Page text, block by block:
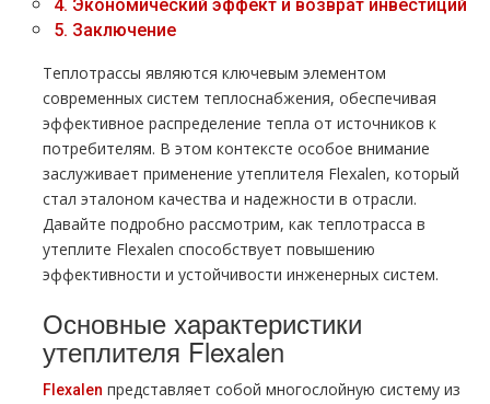
4. Экономический эффект и возврат инвестиций
5. Заключение
Теплотрассы являются ключевым элементом
современных систем теплоснабжения, обеспечивая
эффективное распределение тепла от источников к
потребителям. В этом контексте особое внимание
заслуживает применение утеплителя Flexalen, который
стал эталоном качества и надежности в отрасли.
Давайте подробно рассмотрим, как теплотрасса в
утеплите Flexalen способствует повышению
эффективности и устойчивости инженерных систем.
Основные характеристики
утеплителя Flexalen
Flexalen представляет собой многослойную систему из